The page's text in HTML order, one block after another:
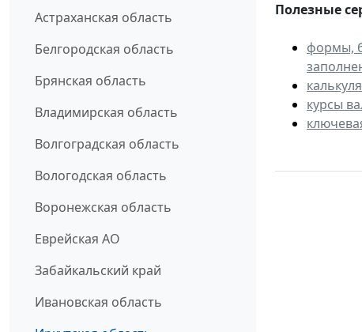
Астраханская область
Белгородская область
Брянская область
Владимирская область
Волгоградская область
Вологодская область
Воронежская область
Еврейская АО
Забайкальский край
Ивановская область
Полезные
формы,
курсы